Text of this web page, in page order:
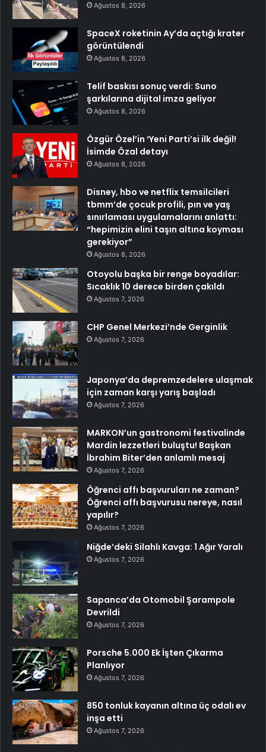
Ağustos 8, 2026
SpaceX roketinin Ay’da açtığı krater
görüntülendi
Ağustos 8, 2026
Telif baskısı sonuç verdi: Suno
şarkılarına dijital imza geliyor
Ağustos 8, 2026
Özgür Özel’in ‘Yeni Parti’si ilk değil!
İsimde Özal detayı
Ağustos 8, 2026
Disney, hbo ve netflix temsilcileri
tbmm’de çocuk profili, pın ve yaş
sınırlaması uygulamalarını anlattı:
“hepimizin elini taşın altına koyması
gerekiyor”
Ağustos 8, 2026
Otoyolu başka bir renge boyadılar:
Sıcaklık 10 derece birden çakıldı
Ağustos 7, 2026
CHP Genel Merkezi’nde Gerginlik
Ağustos 7, 2026
Japonya’da depremzedelere ulaşmak
için zaman karşı yarış başladı
Ağustos 7, 2026
MARKON’un gastronomi festivalinde
Mardin lezzetleri buluştu! Başkan
İbrahim Biter’den anlamlı mesaj
Ağustos 7, 2026
Öğrenci affı başvuruları ne zaman?
Öğrenci affı başvurusu nereye, nasıl
yapılır?
Ağustos 7, 2026
Niğde’deki Silahlı Kavga: 1 Ağır Yaralı
Ağustos 7, 2026
Sapanca’da Otomobil Şarampole
Devrildi
Ağustos 7, 2026
Porsche 5.000 Ek İşten Çıkarma
Planlıyor
Ağustos 7, 2026
850 tonluk kayanın altına üç odalı ev
inşa etti
Ağustos 7, 2026